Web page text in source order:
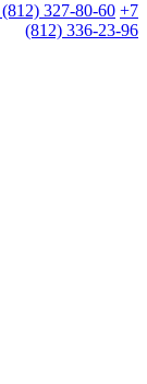
327-80-60 +7
(812) 336-23-96